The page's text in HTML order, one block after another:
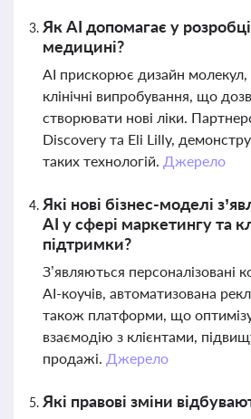
Як AI допомагає у розробці
медицині?
AI прискорює дизайн молекул,
клінічні випробування, що
створювати нові ліки.
Discovery та Eli Lilly,
таких технологій. Джерело
Які нові бізнес-моделі
AI у сфері маркетингу та
підтримки?
З’являються персоналізовані
AI-коучів, автоматизована
також платформи, що
взаємодію з клієнтами,
продажі. Джерело
Які правові зміни